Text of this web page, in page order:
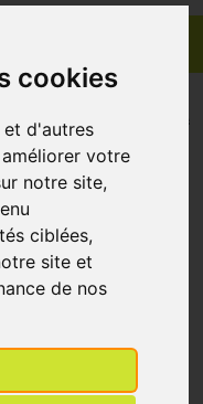
cookies
et d'autres
votre
notre site,
ciblées,
site et
de nos